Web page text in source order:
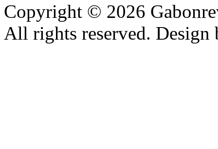
Copyright © 2026
All rights reserved.